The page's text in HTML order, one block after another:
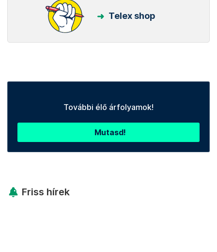
Telex shop
További élő árfolyamok!
Mutasd!
Friss hírek